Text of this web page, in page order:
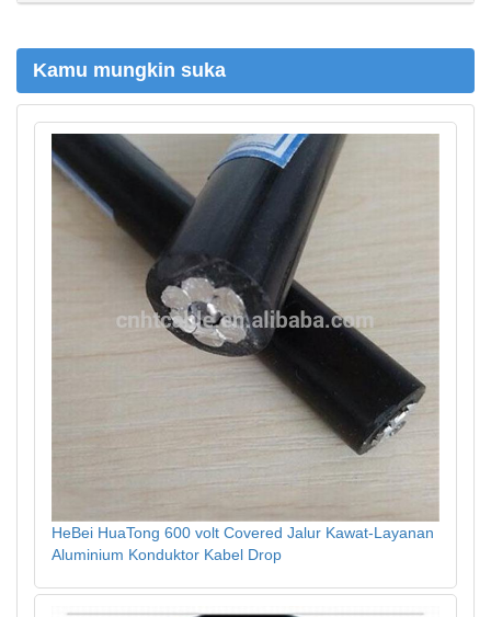
h
Kamu mungkin suka
HeBei HuaTong 600 volt Covered Jalur Kawat-Layanan
Aluminium Konduktor Kabel Drop